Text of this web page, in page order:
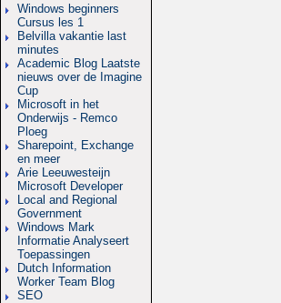
Windows beginners
Cursus les 1
Belvilla vakantie last
minutes
Academic Blog Laatste
nieuws over de Imagine
Cup
Microsoft in het
Onderwijs - Remco
Ploeg
Sharepoint, Exchange
en meer
Arie Leeuwesteijn
Microsoft Developer
Local and Regional
Government
Windows Mark
Informatie Analyseert
Toepassingen
Dutch Information
Worker Team Blog
SEO